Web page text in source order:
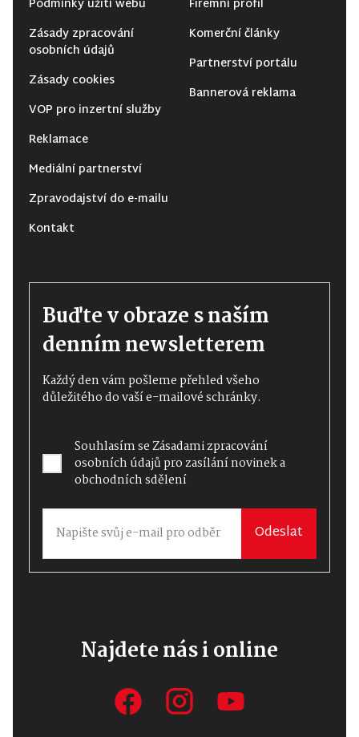
Podmínky užití webu
Zásady zpracování
osobních údajů
Zásady cookies
VOP pro inzertní služby
Reklamace
Mediální partnerství
Zpravodajství do e-mailu
Kontakt
Firemní profil
Komerční články
Partnerství portálu
Bannerová reklama
Buďte v obraze s naším
denním newsletterem
Každý den vám pošleme přehled všeho
důležitého do vaší e-mailové schránky.
Souhlasím seZásadami zpracování
osobních údajůpro zasílání novinek a
obchodních sdělení
Odeslat
Najdete nás i online